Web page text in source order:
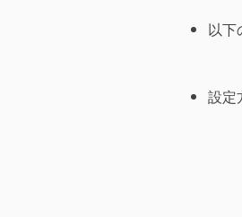
以下
設定